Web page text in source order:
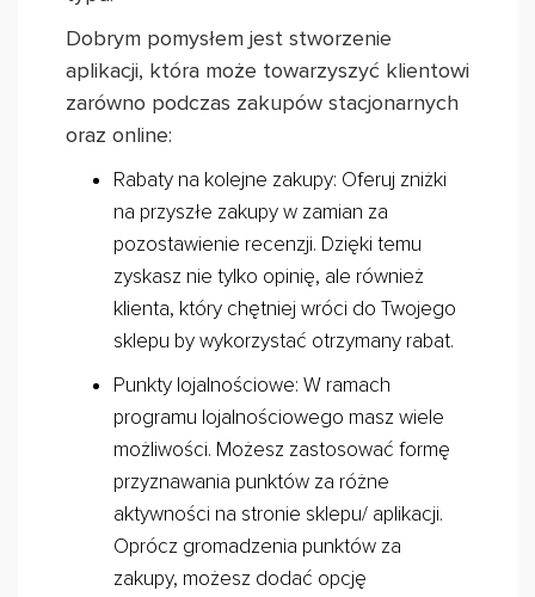
Dobrym pomysłem jest stworzenie
aplikacji, która może towarzyszyć klientowi
zarówno podczas zakupów stacjonarnych
oraz online:
Rabaty na kolejne zakupy: Oferuj zniżki
na przyszłe zakupy w zamian za
pozostawienie recenzji. Dzięki temu
zyskasz nie tylko opinię, ale również
klienta, który chętniej wróci do Twojego
sklepu by wykorzystać otrzymany rabat.
Punkty lojalnościowe: W ramach
programu lojalnościowego masz wiele
możliwości. Możesz zastosować formę
przyznawania punktów za różne
aktywności na stronie sklepu/ aplikacji.
Oprócz gromadzenia punktów za
zakupy, możesz dodać opcję